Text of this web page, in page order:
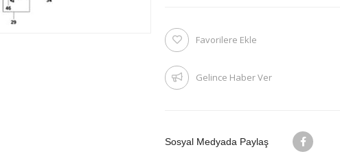
Favorilere Ekle
Gelince Haber Ver
Sosyal Medyada Paylaş